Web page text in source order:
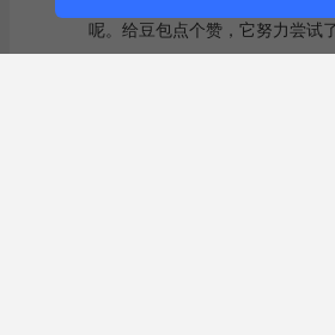
呢。给豆包点个赞，它努力尝试